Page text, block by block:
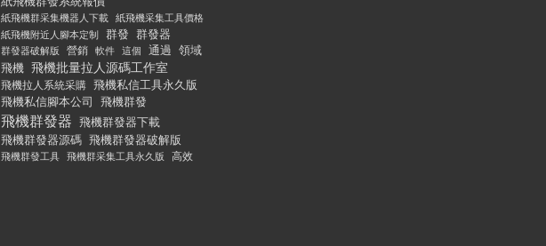
紙飛機群采集機器人下載 紙飛機采集工具價格
紙飛機附近人腳本定制
群發 群發器
群發器破解版 營銷 軟件 這個 通過 領域
飛機 飛機批量拉人源碼工作室
飛機拉人系統采購 飛機私信工具永久版
飛機私信腳本公司
飛機群發
飛機群發器 飛機群發器下載
飛機群發器源碼 飛機群發器破解版
飛機群發工具 飛機群采集工具永久版 高效